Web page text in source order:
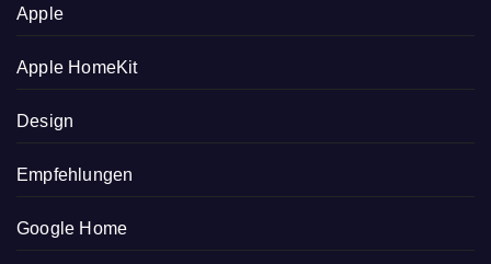
Apple
Apple HomeKit
Design
Empfehlungen
Google Home